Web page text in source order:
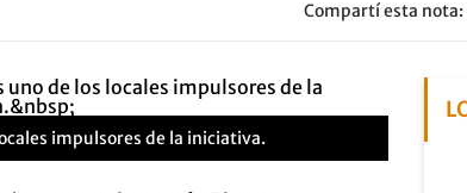
Compartí esta nota:
impulsores de la iniciativa.